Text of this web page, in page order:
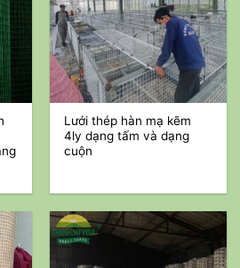
Lưới thép hàn mạ kẽm
4ly dạng tấm và dạng
cuộn